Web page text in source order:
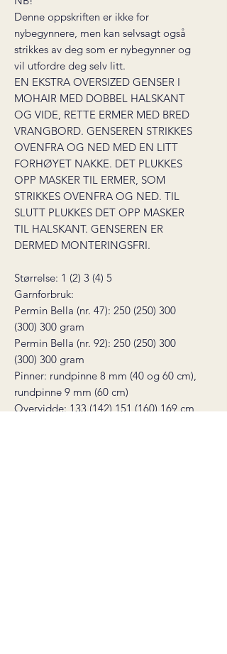
Denne oppskriften er ikke for
nybegynnere, men kan selvsagt også
strikkes av deg som er nybegynner og
vil utfordre deg selv litt.
EN EKSTRA OVERSIZED GENSER I
MOHAIR MED DOBBEL HALSKANT
OG VIDE, RETTE ERMER MED BRED
VRANGBORD. GENSEREN STRIKKES
OVENFRA OG NED MED EN LITT
FORHØYET NAKKE. DET PLUKKES
OPP MASKER TIL ERMER, SOM
STRIKKES OVENFRA OG NED. TIL
SLUTT PLUKKES DET OPP MASKER
TIL HALSKANT. GENSEREN ER
DERMED MONTERINGSFRI.
Størrelse: 1 (2) 3 (4) 5
Garnforbruk:
Permin Bella (nr. 47): 250 (250) 300
(300) 300 gram
Permin Bella (nr. 92): 250 (250) 300
(300) 300 gram
Pinner: rundpinne 8 mm (40 og 60 cm),
rundpinne 9 mm (60 cm)
Overvidde: 133 (142) 151 (160) 169 cm